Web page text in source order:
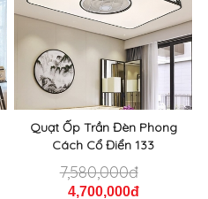
Quạt Ốp Trần Đèn Phong
Cách Cổ Điển 133
7,580,000đ
4,700,000đ